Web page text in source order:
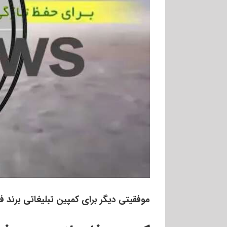
موفقیتی دیگر برای کمپین تبلیغاتی برند